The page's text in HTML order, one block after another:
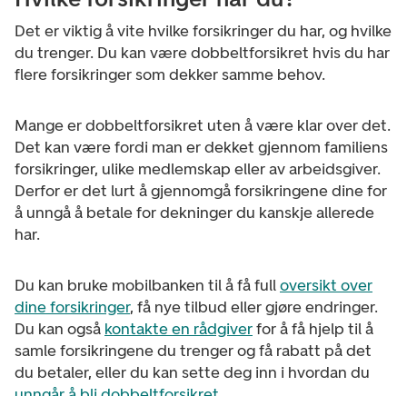
Det er viktig å vite hvilke forsikringer du har, og hvilke
du trenger. Du kan være dobbeltforsikret hvis du har
flere forsikringer som dekker samme behov.
Mange er dobbeltforsikret uten å være klar over det.
Det kan være fordi man er dekket gjennom familiens
forsikringer, ulike medlemskap eller av arbeidsgiver.
Derfor er det lurt å gjennomgåforsikringene dine for
å unngå å betale for dekninger du kanskje allerede
har.
Du kan bruke mobilbanken til å få fulloversikt over
dine forsikringer, få nye tilbud eller gjøre endringer.
Du kan også kontakte en rådgiverfor å få hjelp til å
samle forsikringene du trenger og få rabatt på det
du betaler, eller du kan sette deg inn i hvordan du